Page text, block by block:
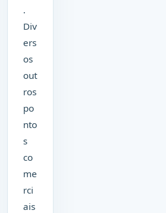
.
Div
ers
os
out
ros
po
nto
s
co
me
rci
ais